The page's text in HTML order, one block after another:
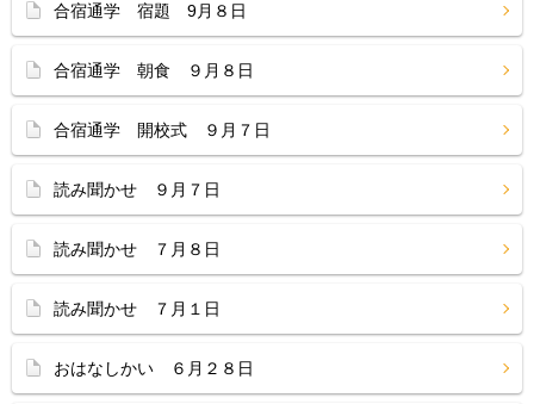
合宿通学 宿題 9月８日
合宿通学 朝食 ９月８日
合宿通学 開校式 ９月７日
読み聞かせ ９月７日
読み聞かせ ７月８日
読み聞かせ ７月１日
おはなしかい ６月２８日